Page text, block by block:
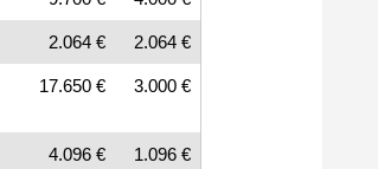
2.064 € 2.064 €
17.650 € 3.000 €
4.096 € 1.096 €